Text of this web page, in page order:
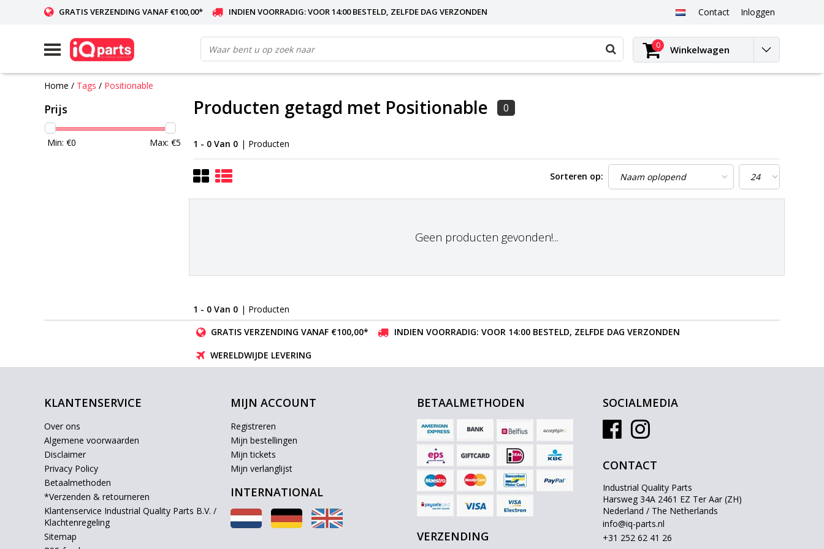
GRATIS VERZENDING VANAF €100,00* INDIEN VOORRADIG: VOOR 14:00 BESTELD, ZELFDE DAG VERZONDEN Contact Inloggen
0 Winkelwagen
Home / Tags / Positionable
Prijs
Min: €0 Max: €5
Producten getagd met Positionable 0
1 - 0 Van 0 | Producten
Sorteren op:
Geen producten gevonden!...
1 - 0 Van 0 | Producten
GRATIS VERZENDING VANAF €100,00*
INDIEN VOORRADIG: VOOR 14:00 BESTELD, ZELFDE DAG VERZONDEN
WERELDWIJDE LEVERING
KLANTENSERVICE
Over ons
Algemene voorwaarden
Disclaimer
Privacy Policy
Betaalmethoden
*Verzenden & retourneren
Klantenservice Industrial Quality Parts B.V. /
Klachtenregeling
Sitemap
MIJN ACCOUNT
Registreren
Mijn bestellingen
Mijn tickets
Mijn verlanglijst
INTERNATIONAL
BETAALMETHODEN
VERZENDING
SOCIALMEDIA
CONTACT
Industrial Quality Parts
Harsweg 34A 2461 EZ Ter Aar (ZH)
Nederland / The Netherlands
info@iq-parts.nl
+31 252 62 41 26